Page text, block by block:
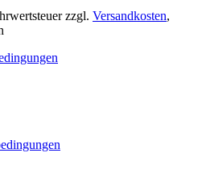
zzgl. Versandkosten,